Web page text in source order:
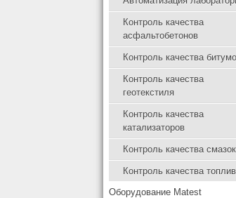
Контроль качества
асфальтобетонов
Контроль качества
Контроль качества
геотекстиля
Контроль качества
катализаторов
Контроль качества смазок
Контроль качества
Оборудование Matest